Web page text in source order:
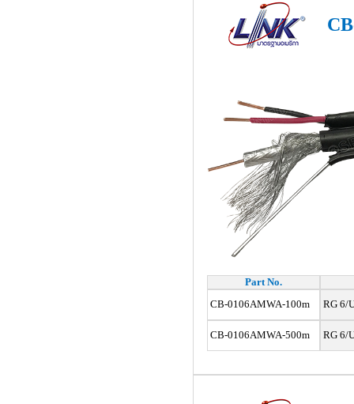
Part No.
CB-0106AMWA-100m
RG 6/
CB-0106AMWA-500m RG 6/